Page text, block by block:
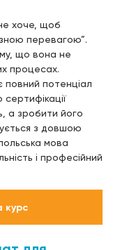
хоче, щоб
перевагою”.
що вона не
процесах.
потенціал
а зробити його
з довшою
мова
і професійний
курс